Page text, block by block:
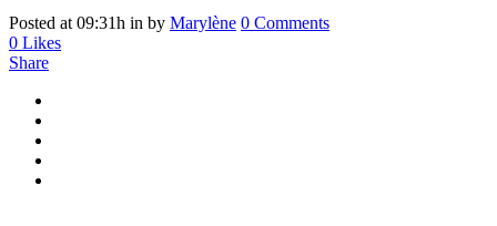
Posted at 09:31h in by Marylène 0 Comments
0 Likes
Share